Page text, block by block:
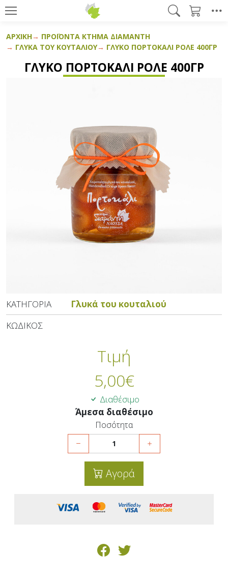
ΑΡΧΙΚΉ
ΠΡΟΪΌΝΤΑ ΚΤΉΜΑ ΔΙΑΜΆΝΤΗ
ΓΛΥΚΆ ΤΟΥ ΚΟΥΤΑΛΙΟΎ
ΓΛΥΚΌ ΠΟΡΤΟΚΆΛΙ ΡΟΛΈ 400ΓΡ
ΓΛΥΚΌ ΠΟΡΤΟΚΆΛΙ ΡΟΛΈ 400ΓΡ
ΚΑΤΗΓΟΡΊΑ
Γλυκά του κουταλιού
ΚΩΔΙΚΌΣ
Τιμή
5,00€
Διαθέσιμο
Άμεσα διαθέσιμο
Ποσότητα
Αγορά